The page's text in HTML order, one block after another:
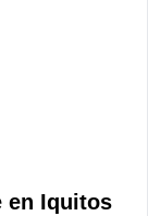
en Iquitos